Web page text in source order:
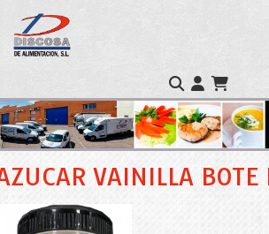
VAINILLA BOTE